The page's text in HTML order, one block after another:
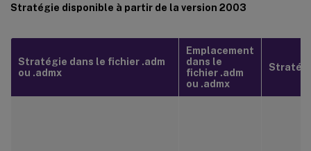
Stratégie disponible à partir de la version 2003
Stratégie dans le fichier .adm
ou .admx
Emplacement
dans le
fichier .adm
ou .admx